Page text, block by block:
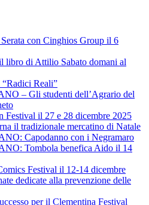
con Cinghios Group il 6
libro di Attilio Sabato domani al
Reali”
– Gli studenti dell’Agrario del
il 27 e 28 dicembre 2025
il tradizionale mercatino di Natale
Capodanno con i Negramaro
Tombola benefica Aido il 14
Festival il 12-14 dicembre
dedicate alla prevenzione delle
per il Clementina Festival